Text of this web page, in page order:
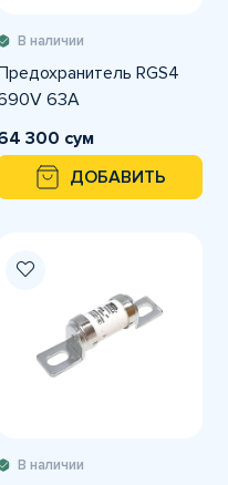
В наличии
RGS4
63A
300 сум
ДОБАВИТЬ
В наличии